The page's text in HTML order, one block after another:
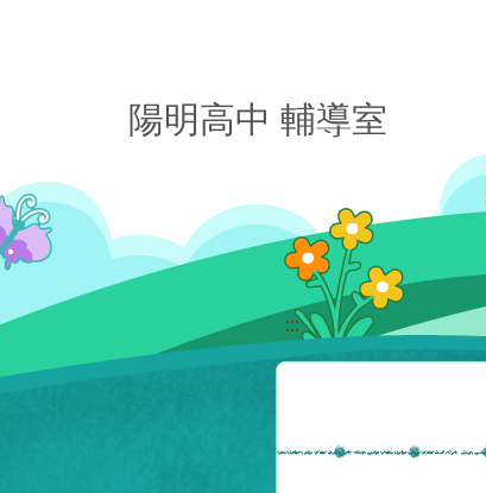
陽明高中 輔導室
:::